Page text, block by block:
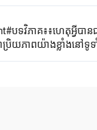
បទវិភាគ៖៖ហេតុអ្វីបាន
រិយភាពយ៉ាងខ្លាំងនៅទូ